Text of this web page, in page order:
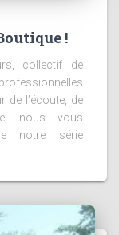
!
collectif de
de l’écoute, de
nous vous
notre série